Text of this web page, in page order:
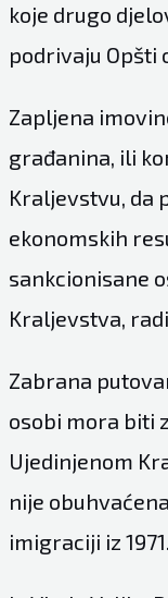
koje drugo
podrivaju Opšti
Zapljena
građanina, ili
Kraljevstvu, da
ekonomskih
sankcionisane
Kraljevstva,
Zabrana
osobi mora biti
Ujedinjenom
nije
imigraciji iz